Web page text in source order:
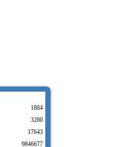
1884
3280
17643
9846677